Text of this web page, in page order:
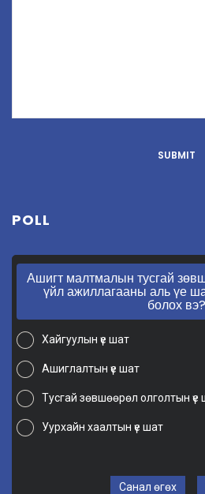
POLL
Ашигт малтмалын тусгай
үйл ажиллагааны аль үе
болох вэ?
Хайгуулын үе шат
Ашиглалтын үе шат
Тусгай зөвшөөрөл олголтын үе
Уурхайн хаалтын үе шат
Санал өгөх